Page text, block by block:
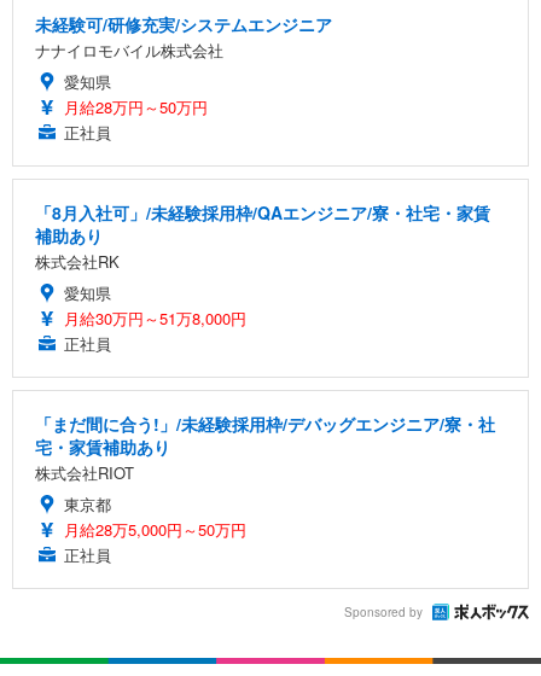
未経験可/研修充実/システムエンジニア
ナナイロモバイル株式会社
愛知県
月給28万円～50万円
正社員
「8月入社可」/未経験採用枠/QAエンジニア/寮・社宅・家賃
補助あり
株式会社RK
愛知県
月給30万円～51万8,000円
正社員
「まだ間に合う!」/未経験採用枠/デバッグエンジニア/寮・社
宅・家賃補助あり
株式会社RIOT
東京都
月給28万5,000円～50万円
正社員
Sponsored by